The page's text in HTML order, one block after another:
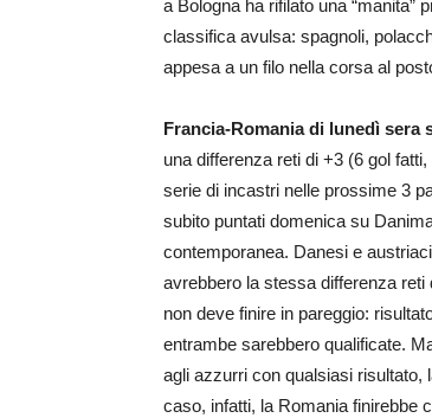
a Bologna ha rifilato una “manita”
classifica avulsa: spagnoli,
appesa a un filo nella corsa al
Francia-Romania di lunedì sera
una differenza reti di +3 (6 gol
serie di incastri nelle prossime 3
subito puntati domenica su
contemporanea. Danesi e
avrebbero la stessa differenza
non deve finire in pareggio:
entrambe sarebbero qualificate.
agli azzurri con qualsiasi risultato,
caso, infatti, la Romania finirebbe